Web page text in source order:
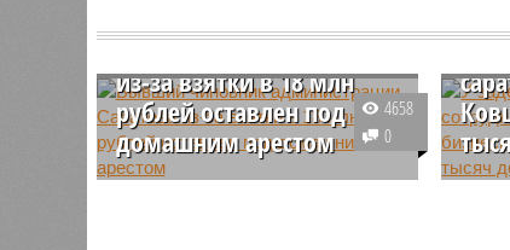
администрации Саратова
из-за взятки в 18 млн
рублей оставлен под
домашним арестом
В Саратове экс-начальника
4658
0
У
В